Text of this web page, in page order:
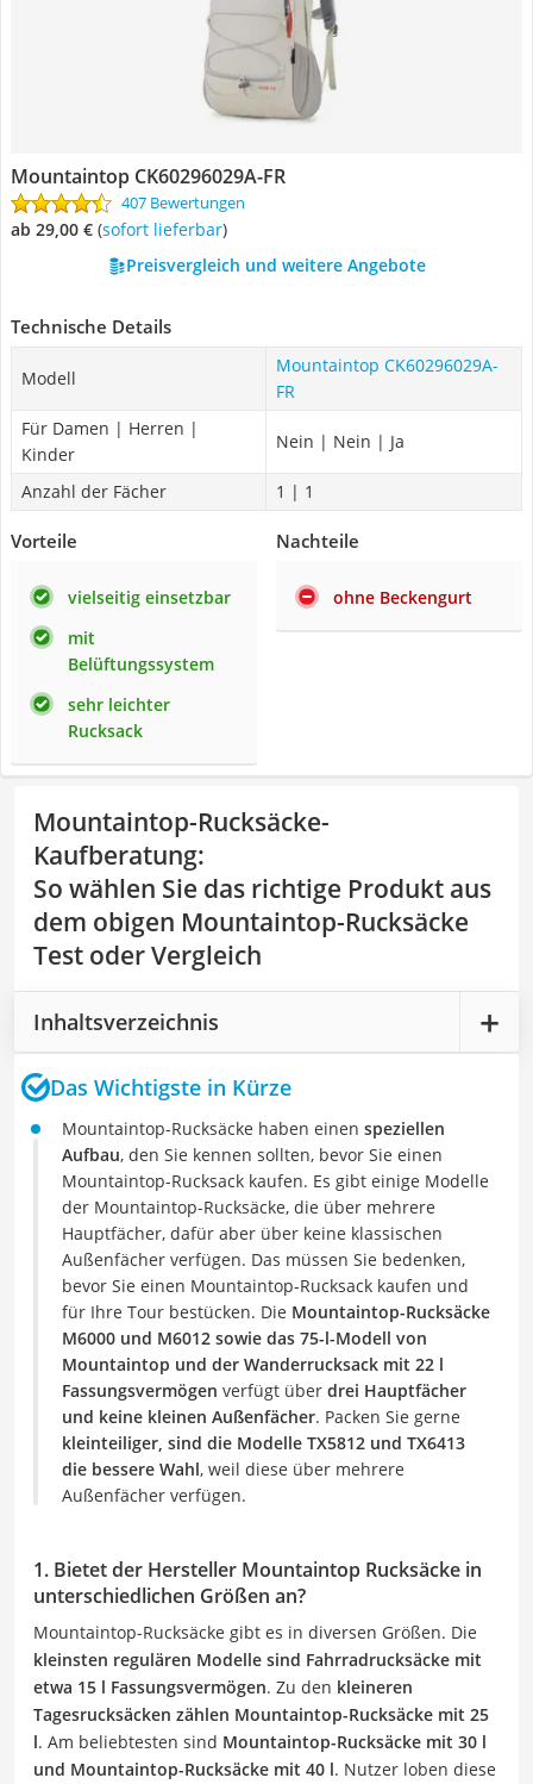
Mountaintop CK60296029A-FR
407 Bewertungen
ab 29,00 € ( Sofort lieferbar)
Preisvergleich und weitere Angebote
Technische Details
Modell
Mountaintop CK60296029A-
FR
Für Damen | Herren |
Kinder
Nein | Nein | Ja
Anzahl der Fächer 1 | 1
Vorteile
vielseitig einsetzbar
mit
Belüftungssystem
sehr leichter
Rucksack
Nachteile
ohne Beckengurt
Mountaintop-Rucksäcke-
Kaufberatung:
So wählen Sie das richtige Produkt aus
dem obigen Mountaintop-Rucksäcke
Test oder Vergleich
Inhaltsverzeichnis
Das Wichtigste in Kürze
Mountaintop-Rucksäcke haben einen speziellen
Aufbau, den Sie kennen sollten, bevor Sie einen
Mountaintop-Rucksack kaufen. Es gibt einige Modelle
der Mountaintop-Rucksäcke, die über mehrere
Hauptfächer, dafür aber über keine klassischen
Außenfächer verfügen. Das müssen Sie bedenken,
bevor Sie einen Mountaintop-Rucksack kaufen und
für Ihre Tour bestücken. Die Mountaintop-Rucksäcke
M6000 und M6012 sowie das 75-l-Modell von
Mountaintop und der Wanderrucksack mit 22 l
Fassungsvermögen verfügt über drei Hauptfächer
und keine kleinen Außenfächer. Packen Sie gerne
kleinteiliger, sind die Modelle TX5812 und TX6413
die bessere Wahl, weil diese über mehrere
Außenfächer verfügen.
1. Bietet der Hersteller Mountaintop Rucksäcke in
unterschiedlichen Größen an?
Mountaintop-Rucksäcke gibt es in diversen Größen. Die
kleinsten regulären Modelle sind Fahrradrucksäcke mit
etwa 15 l Fassungsvermögen. Zu den kleineren
Tagesrucksäcken zählen Mountaintop-Rucksäcke mit 25
l. Am beliebtesten sind Mountaintop-Rucksäcke mit 30 l
und Mountaintop-Rucksäcke mit 40 l. Nutzer loben diese